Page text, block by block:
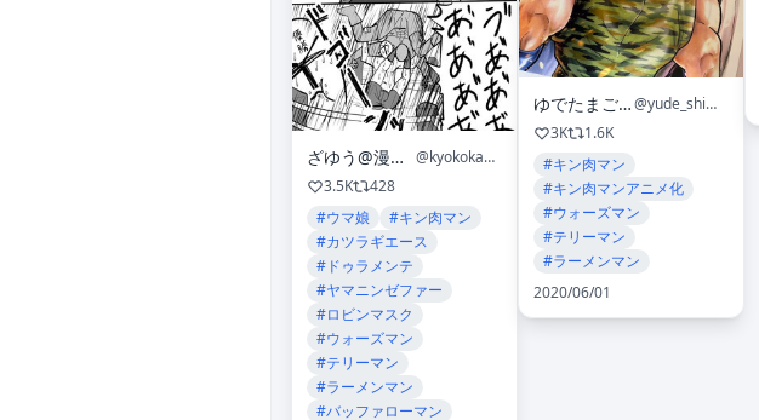
ざゆう@漫画描き
@kyokokakikaki
3.5K
428
#ウマ娘
#キン肉マン
#カツラギエース
#ドゥラメンテ
#ヤマニンゼファー
#ロビンマスク
#ウォーズマン
#テリーマン
#ラーメンマン
#バッファローマン
ゆでたまご嶋田
@yude_shimada
3K
1.6K
#キン肉マン
#キン肉マンアニメ化
#ウォーズマン
#テリーマン
#ラーメンマン
2020/06/01